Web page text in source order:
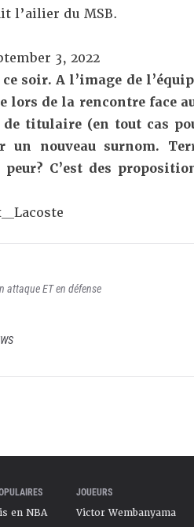
attaque ET en défense
l’ailier du MSB.
3, 2022
soir. A l’image de
lors de la rencontre face
de titulaire (en tout cas
nouveau surnom.
C’est des
en NBA
JOUEURS
Victor Wembanyama